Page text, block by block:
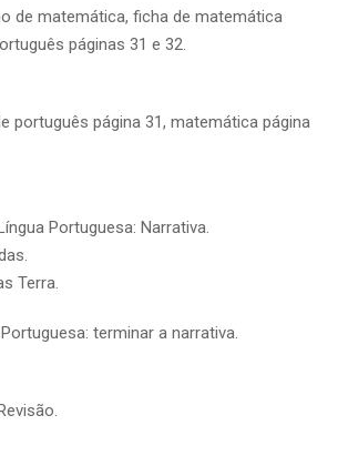
de matemática, ficha de matemática
páginas 31 e 32.
português página 31, matemática página
Portuguesa: Narrativa.
Terra.
terminar a narrativa.